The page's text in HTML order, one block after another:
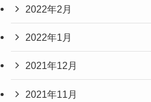
2022年2月
2022年1月
2021年12月
2021年11月